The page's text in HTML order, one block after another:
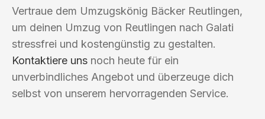
Vertraue dem Umzugskönig Bäcker Reutlingen,
um deinen Umzug von Reutlingen nach Galati
stressfrei und kostengünstig zu gestalten.
Kontaktiere uns noch heute für ein
unverbindliches Angebot und überzeuge dich
selbst von unserem hervorragenden Service.